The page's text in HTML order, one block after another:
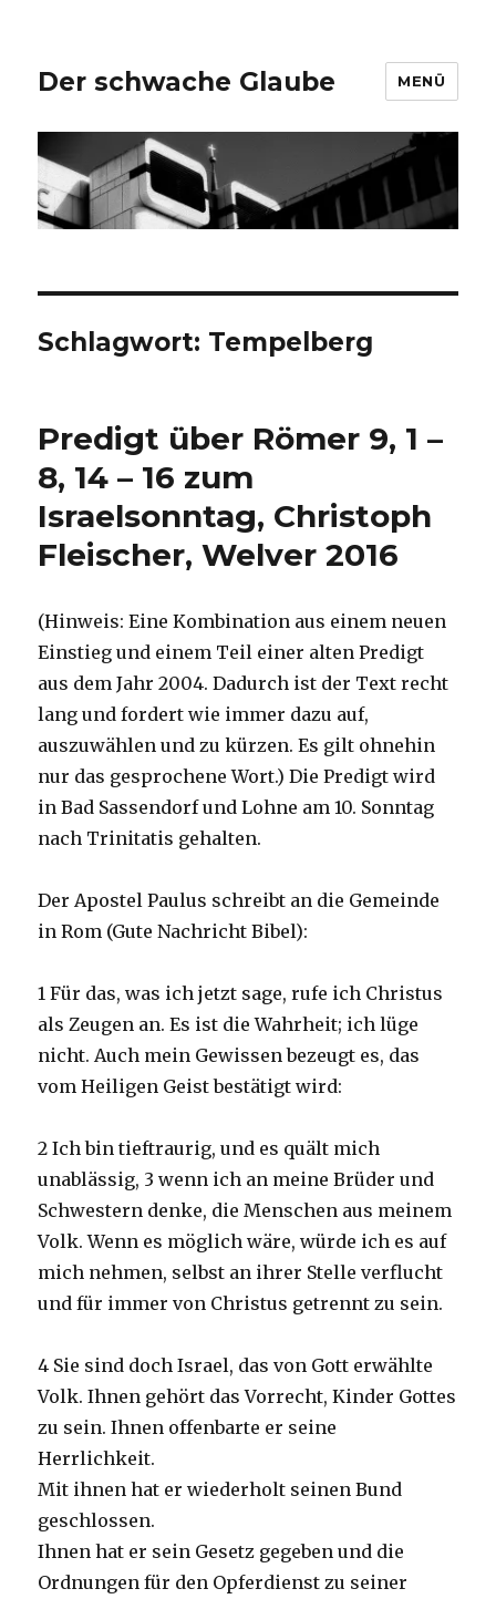
Der schwache Glaube MENÜ
Schlagwort: Tempelberg
Predigt über Römer 9, 1 –
8, 14 – 16 zum
Israelsonntag, Christoph
Fleischer, Welver 2016
(Hinweis: Eine Kombination aus einem neuen
Einstieg und einem Teil einer alten Predigt
aus dem Jahr 2004. Dadurch ist der Text recht
lang und fordert wie immer dazu auf,
auszuwählen und zu kürzen. Es gilt ohnehin
nur das gesprochene Wort.) Die Predigt wird
in Bad Sassendorf und Lohne am 10. Sonntag
nach Trinitatis gehalten.
Der Apostel Paulus schreibt an die Gemeinde
in Rom (Gute Nachricht Bibel):
1 Für das, was ich jetzt sage, rufe ich Christus
als Zeugen an. Es ist die Wahrheit; ich lüge
nicht. Auch mein Gewissen bezeugt es, das
vom Heiligen Geist bestätigt wird:
2 Ich bin tieftraurig, und es quält mich
unablässig, 3 wenn ich an meine Brüder und
Schwestern denke, die Menschen aus meinem
Volk. Wenn es möglich wäre, würde ich es auf
mich nehmen, selbst an ihrer Stelle verflucht
und für immer von Christus getrennt zu sein.
4 Sie sind doch Israel, das von Gott erwählte
Volk. Ihnen gehört das Vorrecht, Kinder Gottes
zu sein. Ihnen offenbarte er seine
Herrlichkeit.
Mit ihnen hat er wiederholt seinen Bund
geschlossen.
Ihnen hat er sein Gesetz gegeben und die
Ordnungen für den Opferdienst zu seiner